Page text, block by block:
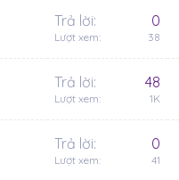
Trả lời 0
Lượt xem 38
Trả lời 48
Lượt xem 1K
Trả lời 0
Lượt xem 41